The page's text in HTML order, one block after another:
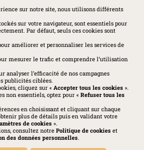
sur notre site, nous utilisons différents
sur votre navigateur, sont essentiels pour
Par défaut, seuls ces cookies sont
améliorer et personnaliser les services de
mesurer le trafic et comprendre l’utilisation
analyser l’efficacité de nos campagnes
publicités ciblées.
cliquez sur « Accepter tous les cookies».
non essentiels, optez pour « Refuser tous les
en choisissant et cliquant sur chaque
plus de détails puis en validant votre
de cookies».
consultez notre Politique de cookieset
des données personnelles.
réservés - Reproductions interdites
Politique de confidentialité